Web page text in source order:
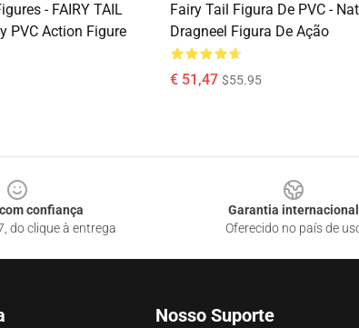
- FAIRY TAIL
PVC Action Figure
Fairy Tail Figura De PVC -
Dragneel Figura De Ação
€ 51,47 $55.95
confiança
do clique à entrega
Garantia internacional
Oferecido no país de
Nosso Suporte